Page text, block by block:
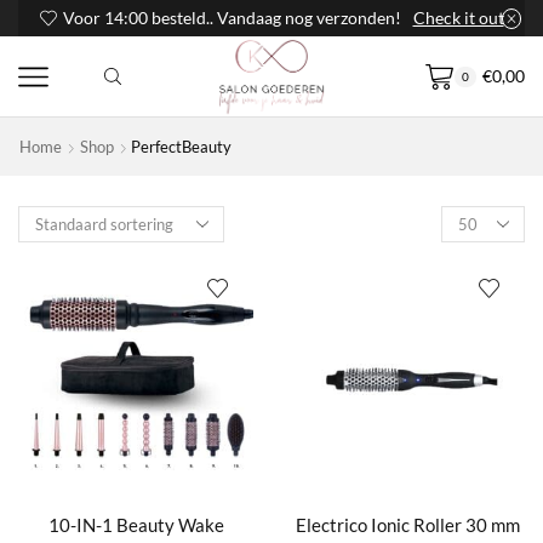
Voor 14:00 besteld.. Vandaag nog verzonden! Check it out
0 €0,00
Home Shop PerfectBeauty
Products
per
10-IN-1 Beauty Wake
Electrico Ionic Roller 30 mm